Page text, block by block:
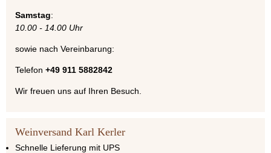
Samstag:
10.00 - 14.00 Uhr
sowie nach Vereinbarung:
Telefon +49 911 5882842
Wir freuen uns auf Ihren Besuch.
Weinversand Karl Kerler
Schnelle Lieferung mit UPS